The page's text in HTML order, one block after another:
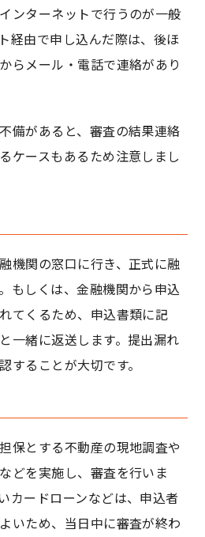
ンターネットで行うのが一般
経由で申し込んだ際は、後ほ
らメール・電話で連絡があり
備があると、審査の結果連絡
ケースもあるため注意しまし
機関の窓口に行き、正式に融
もしくは、金融機関から申込
てくるため、申込書類に記
一緒に返送します。提出漏れ
することが大切です。
保とする不動産の現地調査や
どを実施し、審査を行いま
カードローンなどは、申込者
いため、当日中に審査が終わ